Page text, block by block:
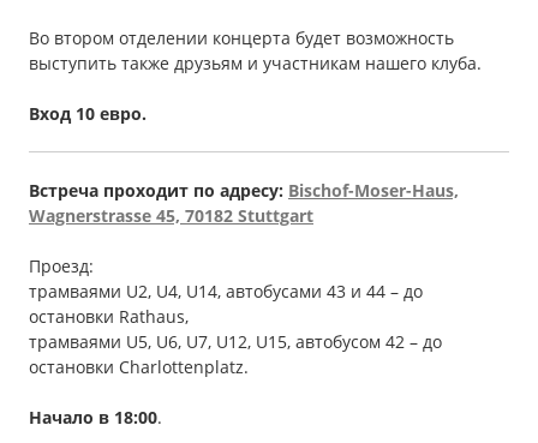
Во втором отделении концерта будет возможность
выступить также друзьям и участникам нашего клуба.
Вход 10 евро.
Встреча проходит по адресу: Bischof-Moser-Haus,
Wagnerstrasse 45, 70182 Stuttgart
Проезд:
трамваями U2, U4, U14, автобусами 43 и 44 – до
остановки Rathaus,
трамваями U5, U6, U7, U12, U15, автобусом 42 – до
остановки Сharlottenplatz.
Начало в 18:00.